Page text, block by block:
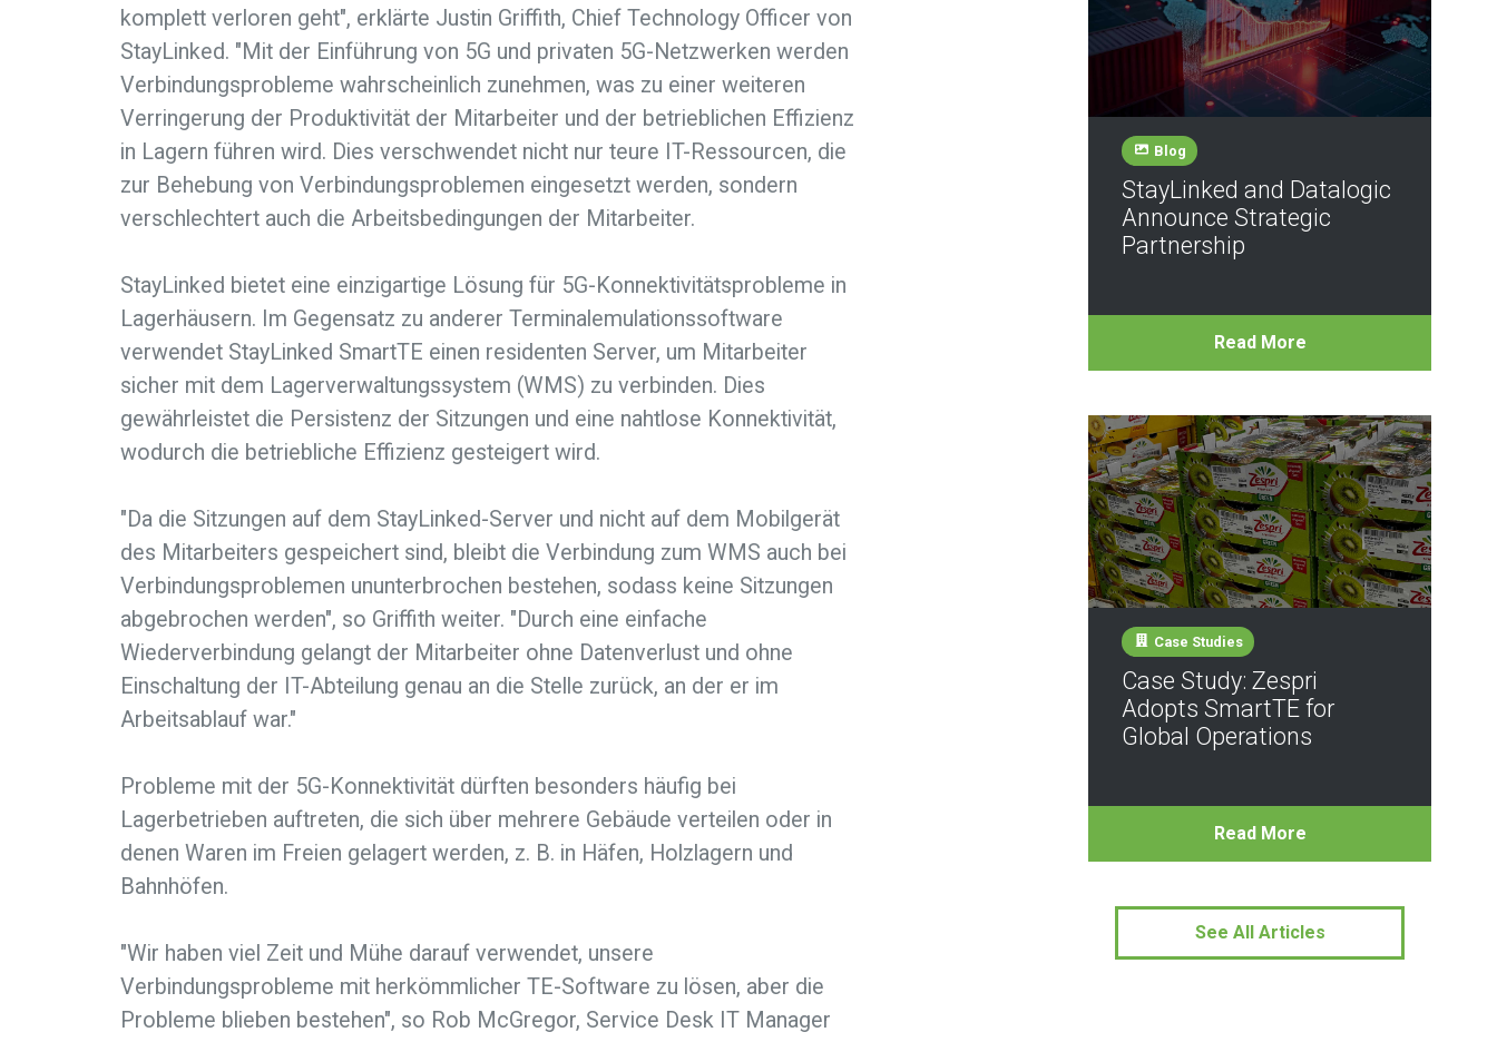
komplett verloren geht", erklärte Justin Griffith, Chief Technology Officer von
StayLinked. "Mit der Einführung von 5G und privaten 5G-Netzwerken werden
Verbindungsprobleme wahrscheinlich zunehmen, was zu einer weiteren
Verringerung der Produktivität der Mitarbeiter und der betrieblichen Effizienz
in Lagern führen wird. Dies verschwendet nicht nur teure IT-Ressourcen, die
zur Behebung von Verbindungsproblemen eingesetzt werden, sondern
verschlechtert auch die Arbeitsbedingungen der Mitarbeiter.
StayLinked bietet eine einzigartige Lösung für 5G-Konnektivitätsprobleme in
Lagerhäusern. Im Gegensatz zu anderer Terminalemulationssoftware
verwendet StayLinked SmartTE einen residenten Server, um Mitarbeiter
sicher mit dem Lagerverwaltungssystem (WMS) zu verbinden. Dies
gewährleistet die Persistenz der Sitzungen und eine nahtlose Konnektivität,
wodurch die betriebliche Effizienz gesteigert wird.
"Da die Sitzungen auf dem StayLinked-Server und nicht auf dem Mobilgerät
des Mitarbeiters gespeichert sind, bleibt die Verbindung zum WMS auch bei
Verbindungsproblemen ununterbrochen bestehen, sodass keine Sitzungen
abgebrochen werden", so Griffith weiter. "Durch eine einfache
Wiederverbindung gelangt der Mitarbeiter ohne Datenverlust und ohne
Einschaltung der IT-Abteilung genau an die Stelle zurück, an der er im
Arbeitsablauf war."
Probleme mit der 5G-Konnektivität dürften besonders häufig bei
Lagerbetrieben auftreten, die sich über mehrere Gebäude verteilen oder in
denen Waren im Freien gelagert werden, z. B. in Häfen, Holzlagern und
Bahnhöfen.
"Wir haben viel Zeit und Mühe darauf verwendet, unsere
Verbindungsprobleme mit herkömmlicher TE-Software zu lösen, aber die
Probleme blieben bestehen", so Rob McGregor, Service Desk IT Manager
Blog
StayLinked and Datalogic
Announce Strategic
Partnership
Read More
Case Studies
Case Study: Zespri
Adopts SmartTE for
Global Operations
Read More
See All Articles